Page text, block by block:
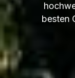
besten